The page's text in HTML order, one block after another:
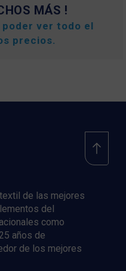
MÁS !
poder ver todo el
precios.
de las mejores
del
como
años de
de los mejores